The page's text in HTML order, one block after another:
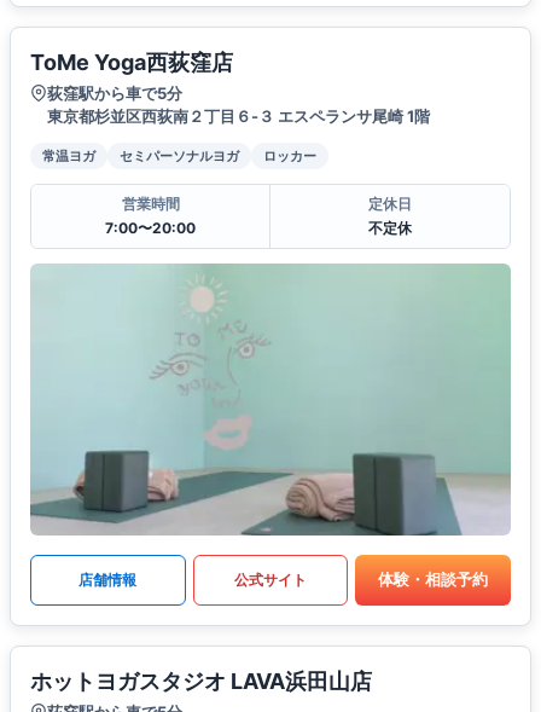
ToMe Yoga西荻窪店
荻窪駅から車で5分
東京都杉並区西荻南２丁目６-３ エスペランサ尾崎 1階
常温ヨガ セミパーソナルヨガ ロッカー
営業時間
7:00〜20:00
定休日
不定休
店舗情報 公式サイト 体験・相談予約
ホットヨガスタジオ LAVA浜田山店